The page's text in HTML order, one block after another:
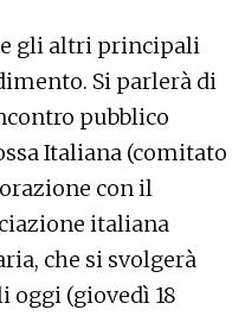
e gli altri principali
Si parlerà di
pubblico
Italiana (comitato
con il
italiana
che si svolgerà
oggi (giovedì 18